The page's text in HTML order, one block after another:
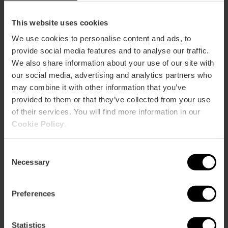
This website uses cookies
We use cookies to personalise content and ads, to
provide social media features and to analyse our traffic.
We also share information about your use of our site with
our social media, advertising and analytics partners who
may combine it with other information that you’ve
provided to them or that they’ve collected from your use
of their services. You will find more information in our
Cookie Policy
Selection
Necessary
Preferences
Statistics
het
de
València-
stadion
Geniet van de beste live
flamenco!
Geniet
van
de
beste
live
flamenco!
Begeleide motorroutes om
Begeleide
motorroutes
te
ontdekken
Wedstrijden Valenciaanse
pilota
Trinquet